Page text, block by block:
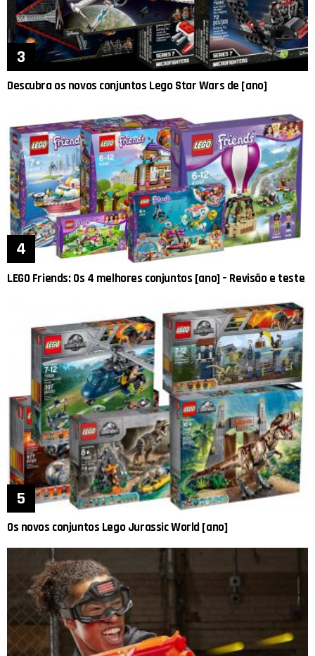
Descubra os novos conjuntos Lego Star Wars de [ano]
LEGO Friends: Os 4 melhores conjuntos [ano] – Revisão e teste
Os novos conjuntos Lego Jurassic World [ano]